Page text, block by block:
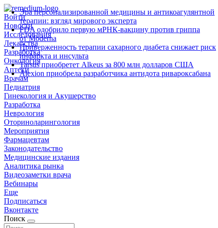
Войти
Новости
Исследования
Лекарства
Разработка
Онкология
Аптеки
Врачам
Педиатрия
Гинекология и Акушерство
Разработка
Неврология
Оториноларингология
Мероприятия
Фармацевтам
Законодательство
Медицинские издания
Аналитика рынка
Видеозаметки врача
Вебинары
Еще
Подписаться
Вконтакте
Поиск
Эра персонализированной медицины и антикоагулянтной
терапии: взгляд мирового эксперта
FDA одобрило первую мРНК‑вакцину против гриппа
от Moderna
Приверженность терапии сахарного диабета снижает риск
инфаркта и инсульта
Tarsus приобретет Alkeus за 800 млн долларов США
Alexion приобрела разработчика антидота ривароксабана